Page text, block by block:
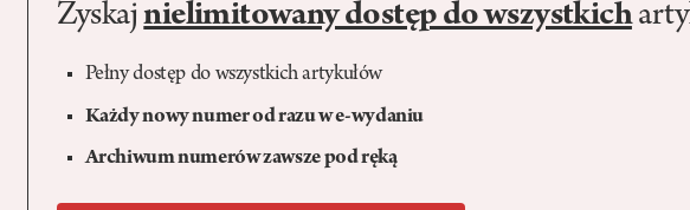
Zyskajnielimitowany dostęp do wszystkich
Pełny dostęp do wszystkich artykułów
Każdy nowy numer od razu w e-wydaniu
Archiwum numerów zawsze pod ręką